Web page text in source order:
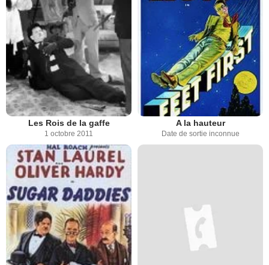
Les Rois de la gaffe
1 octobre 2011
A la hauteur
Date de sortie inconnue